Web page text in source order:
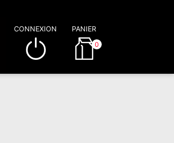
CONNEXION PANIER
0